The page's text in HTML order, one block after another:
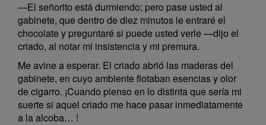
—El señorito está durmiendo; pero pase usted al
gabinete, que dentro de diez minutos le entraré el
chocolate y preguntaré si puede usted verle —dijo el
criado, al notar mi insistencia y mi premura.
Me avine a esperar. El criado abrió las maderas del
gabinete, en cuyo ambiente flotaban esencias y olor
de cigarro. ¡Cuando pienso en lo distinta que sería mi
suerte si aquel criado me hace pasar inmediatamente
a la alcoba… !